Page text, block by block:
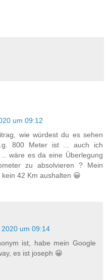
um 09:12
wie würdest du es sehen
800 Meter ist ... auch ich
wäre es da eine Überlegung
zu absolvieren ? Mein
42 Km aushalten 😀
um 09:14
ist, habe mein Google
es ist joseph 😀